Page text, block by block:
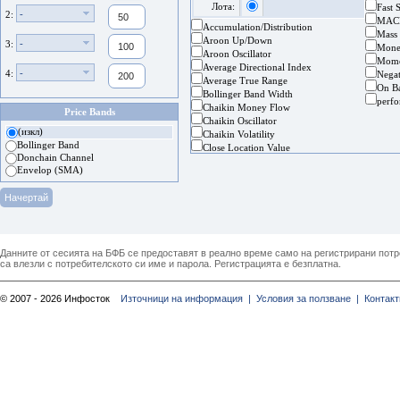
2: -
3: -
4: -
Price Bands
(изкл)
Bollinger Band
Donchain Channel
Envelop (SMA)
Лота:
Accumulation/Distribution
Aroon Up/Down
Aroon Oscillator
Average Directional Index
Average True Range
Bollinger Band Width
Chaikin Money Flow
Chaikin Oscillator
Chaikin Volatility
Close Location Value
Fast
On
Данните от сесията на БФБ се предоставят в реално време само на регистрирани
са влезли с потребителското си име и парола. Регистрацията е безплатна.
© 2007 - 2026 Инфосток Източници на информация | Условия за ползване |